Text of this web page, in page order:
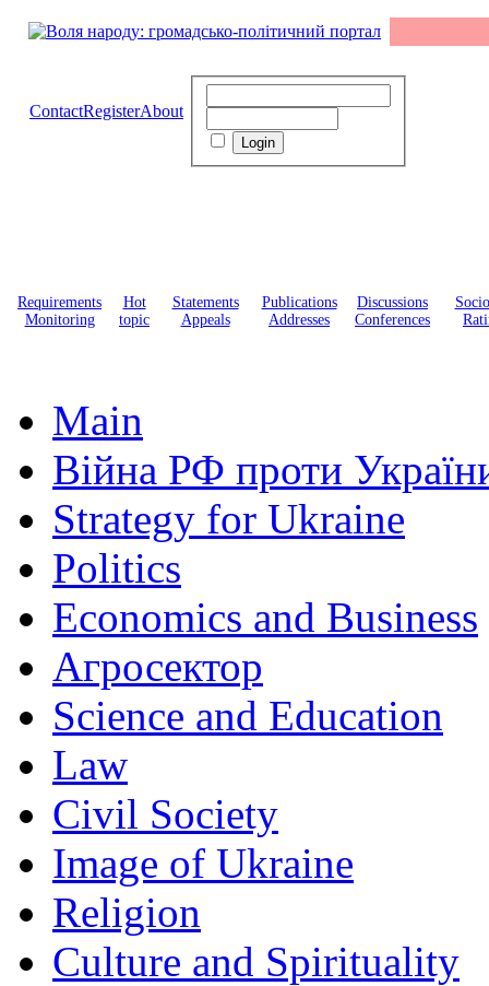
ContactRegisterAbout
Requirements
Monitoring
Hot
topic
Statements
Appeals
Publications
Addresses
Discussions
Conferences
Main
Війна РФ проти
Strategy for Ukraine
Politics
Economics and Business
Агросектор
Science and Education
Law
Civil Society
Image of Ukraine
Religion
Culture and Spirituality